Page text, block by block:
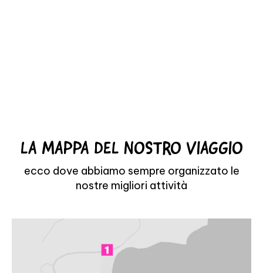
LA MAPPA DEL NOSTRO VIAGGIO
ecco dove abbiamo sempre organizzato le
nostre migliori attività